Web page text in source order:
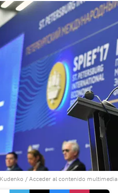
/ Acceder al contenido multimedia